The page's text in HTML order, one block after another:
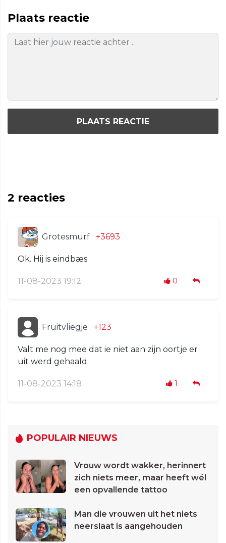
Plaats reactie
PLAATS REACTIE
2 reacties
Grotesmurf +3693
Ok. Hij is eindbæs.
11-08-2023 19:12 0
Fruitvliegje +123
Valt me nog mee dat ie niet aan zijn oortje er
uit werd gehaald.
11-08-2023 14:18 1
POPULAIR NIEUWS
Vrouw wordt wakker, herinnert
zich niets meer, maar heeft wél
een opvallende tattoo
Man die vrouwen uit het niets
neerslaat is aangehouden